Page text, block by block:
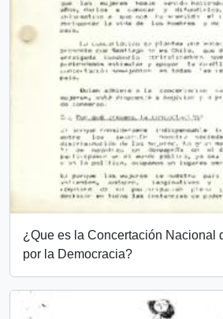
¿Que es la Concertación Nacional
por la Democracia?